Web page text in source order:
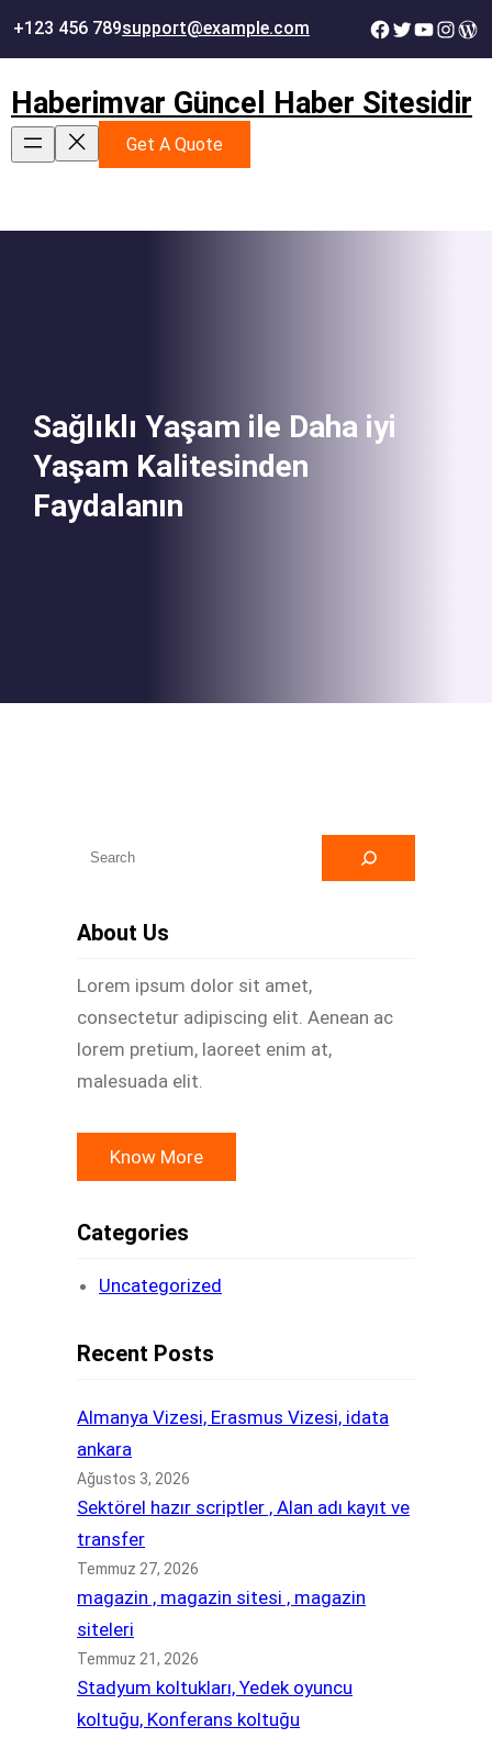
+123 456 789support@example.com Facebook
Twitter
YouTube
Haberimvar Güncel Haber Sitesidir
Get A Quote
Sağlıklı Yaşam ile Daha iyi
Yaşam Kalitesinden
Faydalanın
About Us
Lorem ipsum dolor sit amet,
consectetur adipiscing elit. Aenean ac
lorem pretium, laoreet enim at,
malesuada elit.
Know More
Categories
Uncategorized
Recent Posts
Almanya Vizesi, Erasmus Vizesi, idata
ankara
Ağustos 3, 2026
Sektörel hazır scriptler , Alan adı kayıt ve
transfer
Temmuz 27, 2026
magazin , magazin sitesi , magazin
siteleri
Temmuz 21, 2026
Stadyum koltukları, Yedek oyuncu
koltuğu, Konferans koltuğu